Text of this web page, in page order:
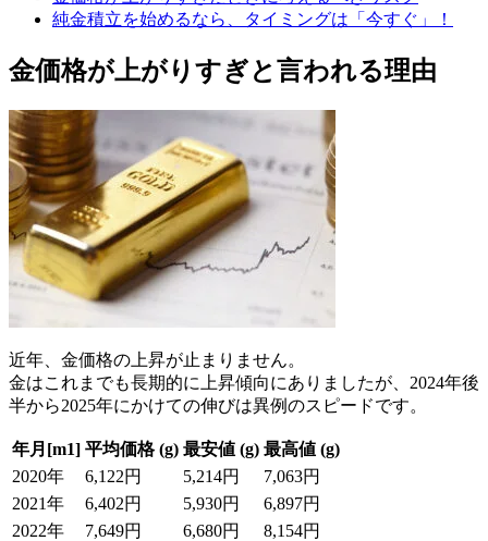
純金積立を始めるなら、タイミングは「今すぐ」！
金価格が上がりすぎと言われる理由
近年、 金価格の上昇が止まりません。
金はこれまでも長期的に上昇傾向にありましたが、2024年後
半から2025年にかけての伸びは異例のスピードです。
年月[m1] 平均価格 (g) 最安値 (g) 最高値 (g)
2020年
6,122円 5,214円
7,063円
2021年
6,402円 5,930円
6,897円
2022年
7,649円 6,680円
8,154円